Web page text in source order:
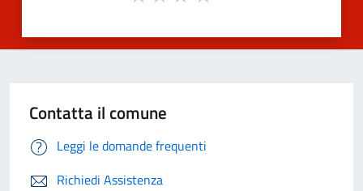
Contatta il comune
Leggi le domande frequenti
Richiedi Assistenza